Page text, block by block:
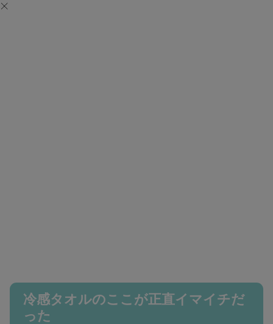
冷感タオルのここが正直イマイチだ
った